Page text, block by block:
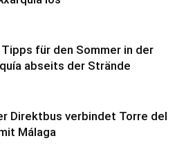
Tipps für den Sommer in der
abseits der Strände
Direktbus verbindet Torre del
Málaga